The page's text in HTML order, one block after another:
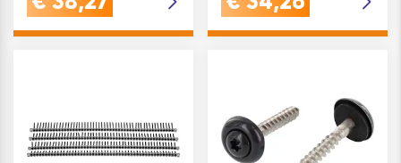
Dichtscheibe ø 16 mm
aufmontierter